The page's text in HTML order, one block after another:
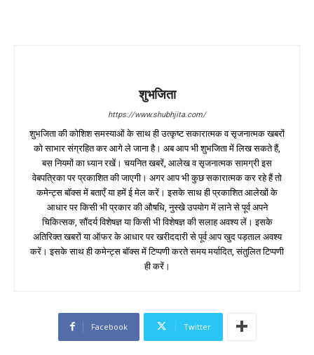
शुभजिता
https://www.shubhjita.com/
शुभजिता की कोशिश समस्याओं के साथ ही उत्कृष्ट सकारात्मक व सृजनात्मक खबरों
को साभार संग्रहित कर आगे ले जाना है। अब आप भी शुभजिता में लिख सकते हैं,
बस नियमों का ध्यान रखें। चयनित खबरें, आलेख व सृजनात्मक सामग्री इस
वेबपत्रिका पर प्रकाशित की जाएगी। अगर आप भी कुछ सकारात्मक कर रहे हैं तो
कमेन्ट्स बॉक्स में बताएँ या हमें ई मेल करें। इसके साथ ही प्रकाशित आलेखों के
आधार पर किसी भी प्रकार की औषधि, नुस्खे उपयोग में लाने से पूर्व अपने
चिकित्सक, सौंदर्य विशेषज्ञ या किसी भी विशेषज्ञ की सलाह अवश्य लें। इसके
अतिरिक्त खबरों या ऑफर के आधार पर खरीददारी से पूर्व आप खुद पड़ताल अवश्य
करें। इसके साथ ही कमेन्ट्स बॉक्स में टिप्पणी करते समय मर्यादित, संतुलित टिप्पणी
ही करें।
Facebook Twitter